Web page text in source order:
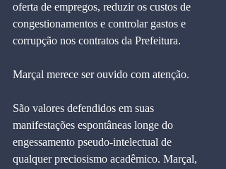
oferta de empregos, reduzir os custos de
congestionamentos e controlar gastos e
corrupção nos contratos da Prefeitura.
Marçal merece ser ouvido com atenção.
São valores defendidos em suas
manifestações espontâneas longe do
engessamento pseudo-intelectual de
qualquer preciosismo acadêmico. Marçal,